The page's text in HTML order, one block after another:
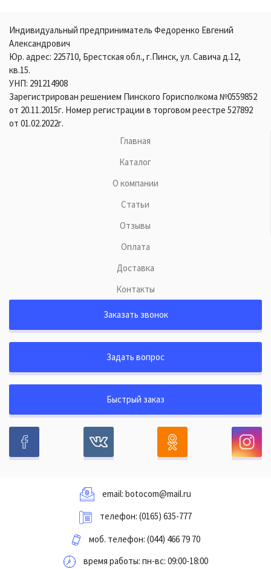
Индивидуальный предприниматель Федоренко Евгений
Александрович
Юр. адрес: 225710, Брестская обл., г.Пинск, ул. Савича д.12,
кв.15.
УНП: 291214908
Зарегистрирован решением Пинского Горисполкома №0559852
от 20.11.2015г. Номер регистрации в торговом реестре 527892
от 01.02.2022г.
Главная
Каталог
О компании
Статьи
Отзывы
Оплата
Доставка
Контакты
Заказать звонок
Задать вопрос
Быстрый заказ
email: botocom@mail.ru
телефон: (0165) 635-777
моб. телефон: (044) 466 79 70
время работы: пн-вс: 09:00-18:00